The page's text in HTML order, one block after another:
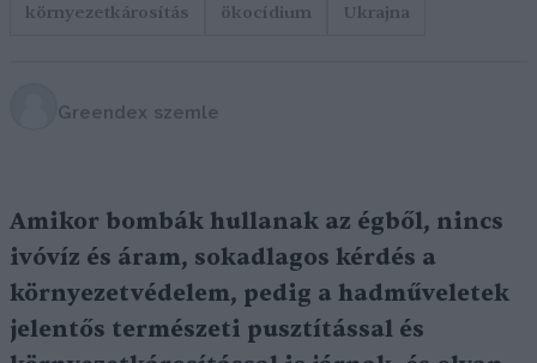
környezetkárosítás ökocídium Ukrajna
Greendex szemle
Amikor bombák hullanak az égből, nincs
ivóvíz és áram, sokadlagos kérdés a
környezetvédelem, pedig a hadműveletek
jelentős természeti pusztítással és